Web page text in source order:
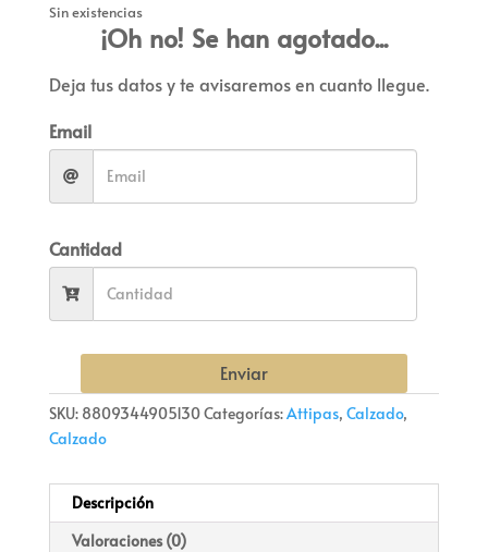
Sin existencias
¡Oh no! Se han agotado...
Deja tus datos y te avisaremos en cuanto llegue.
Email
Cantidad
Enviar
SKU: 8809344905130Categorías:Attipas, Calzado,
Calzado
Descripción
Valoraciones (0)